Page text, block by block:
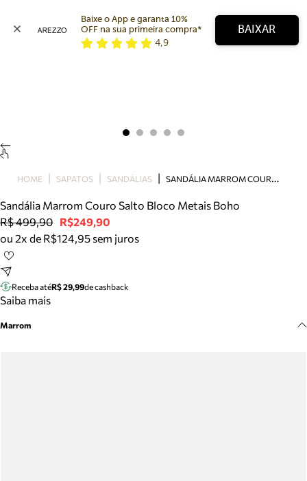
Bolsa
Tamanco
Tênis
Mule
Tire dúvidas sobre pedidos, devoluções e mais.
Baixe o App e garanta 10%
OFF na sua primeira compra*
4,9
BAIXAR
HOME SAPATOS SANDÁLIAS S
ANDÁLIA MARROM COURO SALTO BLOCO METAIS BOHO
Sandália Marrom Couro Salto Bloco Metais Boho
R$ 499,90 R$249,90
ou 2x de R$124,95 sem juros
Receba atéR$ 29,99de cashback
Saiba mais
Marrom